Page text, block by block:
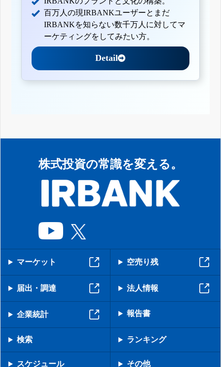
百万人の現IRBANKユーザーとまだ
IRBANKを知らない数千万人に対してマ
ーケティングをしてみたい方。
Detail
株式投資の常識を変える。
マーケット 空売り残
届出・調達 法人情報
企業統計 報告書
検索 ランキング
スケジュール その他